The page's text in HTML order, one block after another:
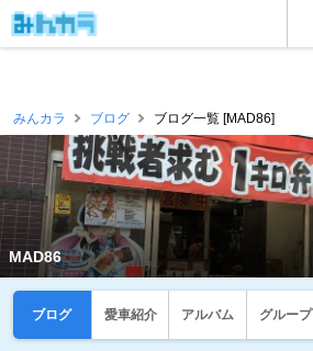
みんカラ ブログ ブログ一覧 [MAD86]
MAD86
ブログ 愛車紹介 アルバム グループ